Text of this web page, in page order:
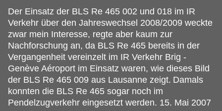
Der Einsatz der BLS Re 465 002 und 018 im IR
Verkehr über den Jahreswechsel 2008/2009 weckte
zwar mein Interesse, regte aber kaum zur
Nachforschung an, da BLS Re 465 bereits in der
Vergangenheit vereinzelt im IR Verkehr Brig -
Genève Aéroport im Einsatz waren, wie dieses Bild
der BLS Re 465 009 aus Lausanne zeigt. Damals
konnten die BLS Re 465 sogar noch im
Pendelzugverkehr eingesetzt werden. 15. Mai 2007